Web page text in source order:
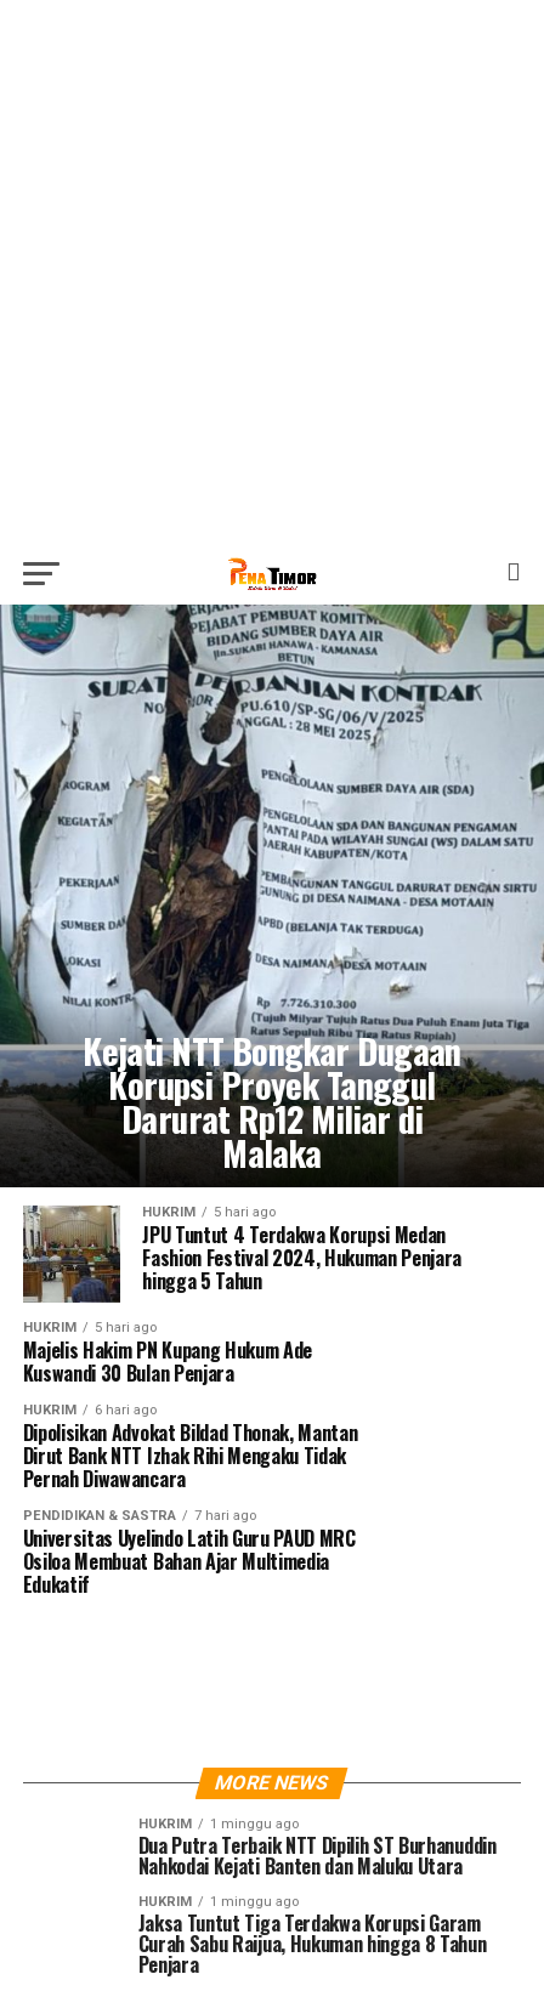
Kejati NTT Bongkar Dugaan
Korupsi Proyek Tanggul
Darurat Rp12 Miliar di
Malaka
HUKRIM 5 hari ago
JPU Tuntut 4 Terdakwa Korupsi Medan
Fashion Festival 2024, Hukuman Penjara
hingga 5 Tahun
HUKRIM 5 hari ago
Majelis Hakim PN Kupang Hukum Ade
Kuswandi 30 Bulan Penjara
HUKRIM 6 hari ago
Dipolisikan Advokat Bildad Thonak, Mantan
Dirut Bank NTT Izhak Rihi Mengaku Tidak
Pernah Diwawancara
PENDIDIKAN & SASTRA 7 hari ago
Universitas Uyelindo Latih Guru PAUD MRC
Osiloa Membuat Bahan Ajar Multimedia
Edukatif
MORE NEWS
HUKRIM 1 minggu ago
Dua Putra Terbaik NTT Dipilih ST Burhanuddin
Nahkodai Kejati Banten dan Maluku Utara
HUKRIM 1 minggu ago
Jaksa Tuntut Tiga Terdakwa Korupsi Garam
Curah Sabu Raijua, Hukuman hingga 8 Tahun
Penjara